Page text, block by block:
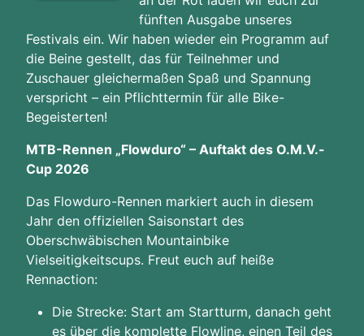
fünften Ausgabe unseres
Festivals ein. Wir haben wieder ein Programm auf
die Beine gestellt, das für Teilnehmer und
Zuschauer gleichermaßen Spaß und Spannung
verspricht – ein Pflichttermin für alle Bike-
Begeisterten!
MTB-Rennen „Flowduro“ – Auftakt des O.M.V.-
Cup 2026
Das Flowduro-Rennen markiert auch in diesem
Jahr den offiziellen Saisonstart des
Oberschwäbischen Mountainbike
Vielseitigkeitscups. Freut euch auf heiße
Rennaction:
Die Strecke: Start am Startturm, danach geht
es über die komplette Flowline, einen Teil des